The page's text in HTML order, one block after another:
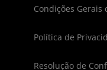
Condições Gerais
Política de
Resolução de